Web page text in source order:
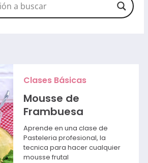
Clases Básicas
Mousse de
Frambuesa
Aprende en una clase de
Pasteleria profesional, la
tecnica para hacer cualquier
mousse frutal